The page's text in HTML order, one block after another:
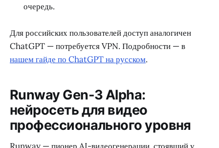
очередь.
Для российских пользователей доступ аналогичен
ChatGPT — потребуется VPN. Подробности — в
нашем гайде по ChatGPT на русском.
Runway Gen-3 Alpha:
нейросеть для видео
профессионального уровня